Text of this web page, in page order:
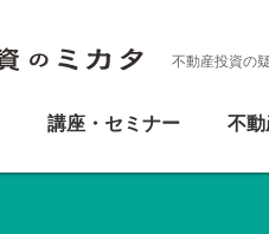
不動産投資の
講座・セミナー 不動